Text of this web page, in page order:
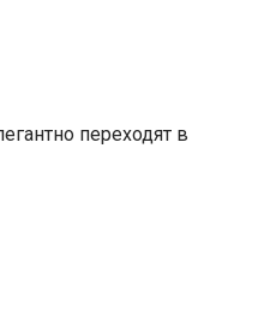
переходят в